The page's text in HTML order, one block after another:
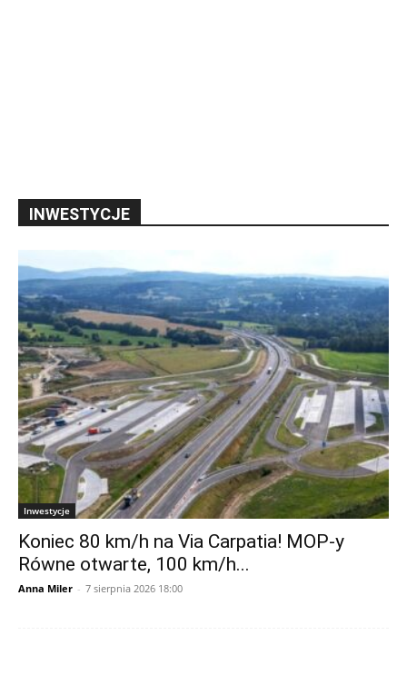
INWESTYCJE
Inwestycje
Koniec 80 km/h na Via Carpatia! MOP-y
Równe otwarte, 100 km/h...
Anna Miler - 7 sierpnia 2026 18:00